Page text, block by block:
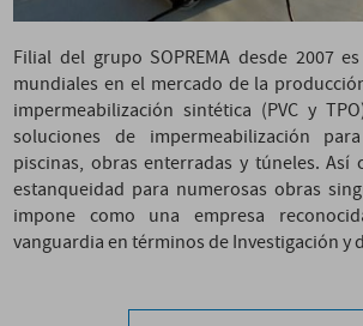
Filial del grupo SOPREMA desde 2007
mundiales en el mercado de la
impermeabilización sintética (PVC y
soluciones de impermeabilización
piscinas, obras enterradas y túneles. Así
estanqueidad para numerosas obras
impone como una empresa
vanguardia en términos de Investigación y